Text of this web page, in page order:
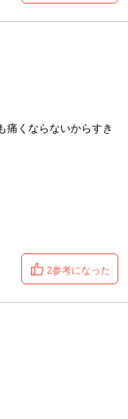
痛くならないからすき
2参考になった